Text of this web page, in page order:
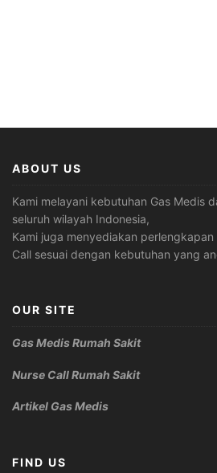
ABOUT US
Kami melayani kebutuhan Gas Medis
seluruh wilayah Indonesia,
Kami juga menyediakan
Call sesuai dengan kebutuhan yang
OUR SITE
Gas Medis Rumah Sakit
Nurse Call Rumah Sakit
Artikel Gas Medis
FIND US